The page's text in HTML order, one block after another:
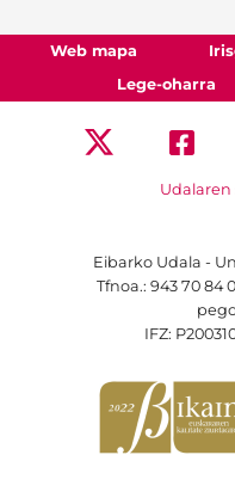
Web mapa
Lege-oharra
Udalaren
Eibarko Udala -
Tfnoa.: 943 70 84
IFZ: